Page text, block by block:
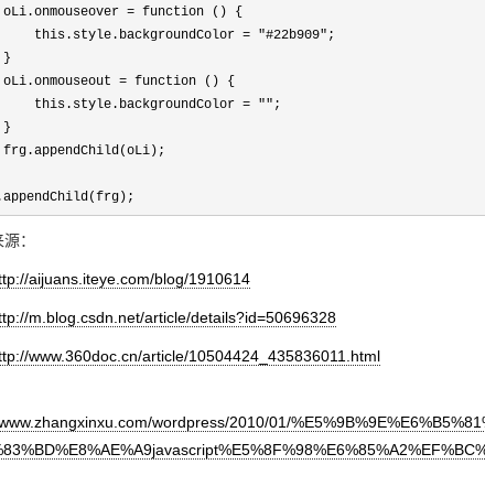
= function () {
this.style.backgroundColor = "#22b909";
}
= function () {
this.style.backgroundColor = "";
}
：
aijuans.iteye.com/blog/1910614
m.blog.csdn.net/article/details?id=50696328
www.360doc.cn/article/10504424_435836011.html
wordpress/2010/01/